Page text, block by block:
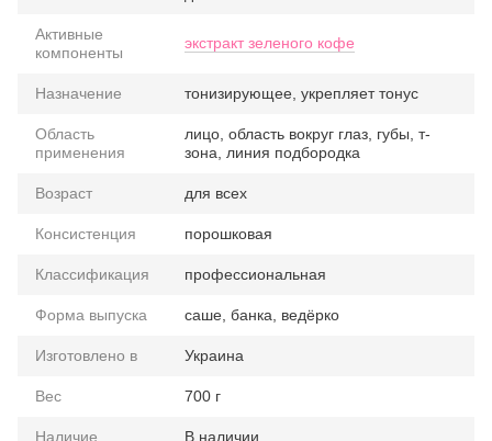
Активные
компоненты
экстракт зеленого кофе
Назначение тонизирующее, укрепляет тонус
Область
применения
лицо, область вокруг глаз, губы, т-
зона, линия подбородка
Возраст для всех
Консистенция порошковая
Классификация профессиональная
Форма выпуска саше, банка, ведёрко
Изготовлено в Украина
Вес 700 г
Наличие В наличии